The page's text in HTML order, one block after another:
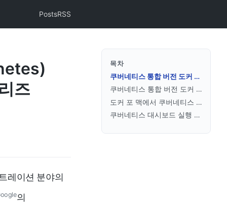
PostsRSS
즈
레이션 분야의
의
목차
쿠버네티스 통합 버전 도커 데스크톱
쿠버네티스 통합 버전 도커 설치
도커 포 맥에서 쿠버네티스 활성화
쿠버네티스 대시보드 실행 예제